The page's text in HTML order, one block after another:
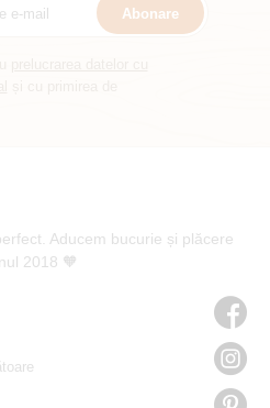
Abonare
Aducem bucurie și plăcere
2018 🧡